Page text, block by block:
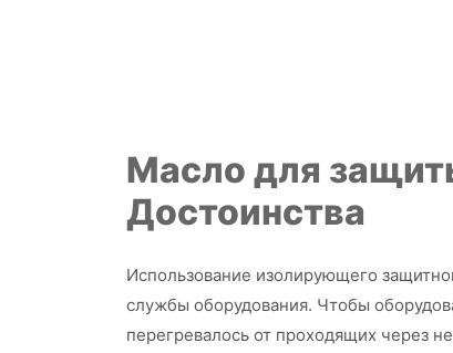
Масло для
Достоинства
Использование изолирующего
службы оборудования. Чтобы
перегревалось от проходящих через